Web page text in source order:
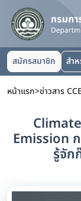
สมัครสมาชิก สำ
หน้าแรก>ข่าวสาร CCE
Emission
รู้จัก